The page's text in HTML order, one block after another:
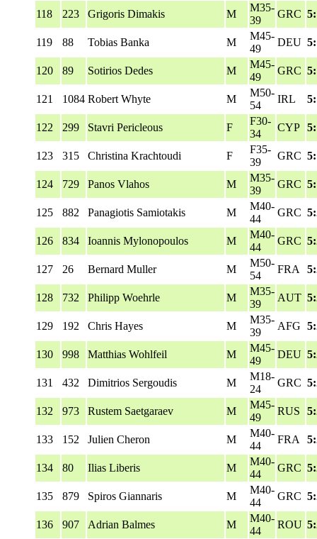
118 223 Grigoris Dimakis M
M35-
39
GRC
119 88 Tobias Banka M
M45-
49
DEU
120 89 Sotirios Dedes M
M45-
49
GRC
121 1084 Robert Whyte M
M50-
54
IRL
122 299 Stavri Pericleous F
F30-
34
CYP
123 315 Christina Krachtoudi F
F35-
39
GRC
124 729 Panos Vlahos M
M35-
39
GRC
125 882 Panagiotis Samiotakis M
M40-
44
GRC
126 834 Ioannis Mylonopoulos M
M40-
44
GRC
127 26 Bernard Muller M
M50-
54
FRA
128 732 Philipp Woehrle M
M35-
39
AUT
129 192 Chris Hayes M
M35-
39
AFG
130 998 Matthias Wohlfeil M
M45-
49
DEU
131 432 Dimitrios Sergoudis M
M18-
24
GRC
132 973 Rustem Saetgaraev M
M45-
49
RUS
133 152 Julien Cheron M
M40-
44
FRA
134 80 Ilias Liberis M
M40-
44
GRC
135 879 Spiros Giannaris M
M40-
44
GRC
136 907 Adrian Balmes M
M40-
44
ROU